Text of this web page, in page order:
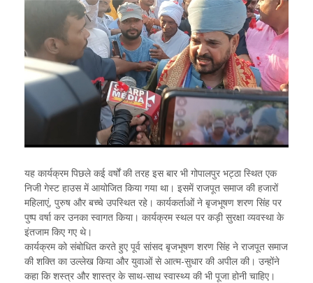
यह कार्यक्रम पिछले कई वर्षों की तरह इस बार भी गोपालपुर भट्ठा स्थित एक
निजी गेस्ट हाउस में आयोजित किया गया था। इसमें राजपूत समाज की हजारों
महिलाएं, पुरुष और बच्चे उपस्थित रहे। कार्यकर्ताओं ने बृजभूषण शरण सिंह पर
पुष्प वर्षा कर उनका स्वागत किया। कार्यक्रम स्थल पर कड़ी सुरक्षा व्यवस्था के
इंतजाम किए गए थे।
कार्यक्रम को संबोधित करते हुए पूर्व सांसद बृजभूषण शरण सिंह ने राजपूत समाज
की शक्ति का उल्लेख किया और युवाओं से आत्म-सुधार की अपील की। उन्होंने
कहा कि शस्त्र और शास्त्र के साथ-साथ स्वास्थ्य की भी पूजा होनी चाहिए।